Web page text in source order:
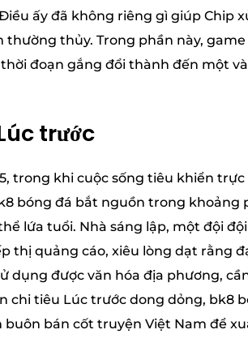
ấy đã không riêng gì giúp Chip
thủy. Trong phần này,
đoạn gắng đổi thành đến một
trước
trong khi cuộc sống tiêu khiển
bóng đá bắt nguồn trong khoảng
lứa tuổi. Nhà sáng lập, một đội
thị quảng cáo, xiêu lòng dạt rằng
dụng được văn hóa địa phương,
chi tiêu Lúc trước dong dỏng, bk8
bán cốt truyện Việt Nam để